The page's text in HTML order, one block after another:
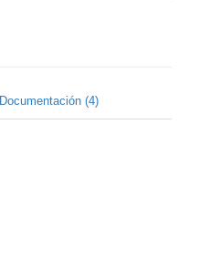
Documentación (4)